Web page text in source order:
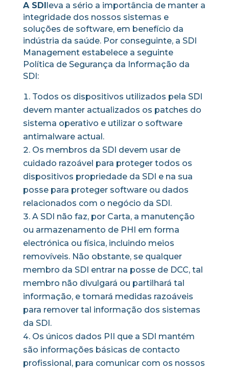
A SDIleva a sério a importância de manter a
integridade dos nossos sistemas e
soluções de software, em benefício da
indústria da saúde. Por conseguinte, a SDI
Management estabelece a seguinte
Política de Segurança da Informação da
SDI:
Todos os dispositivos utilizados pela SDI
devem manter actualizados os patches do
sistema operativo e utilizar o software
antimalware actual.
Os membros da SDI devem usar de
cuidado razoável para proteger todos os
dispositivos propriedade da SDI e na sua
posse para proteger software ou dados
relacionados com o negócio da SDI.
A SDI não faz, por Carta, a manutenção
ou armazenamento de PHI em forma
electrónica ou física, incluindo meios
removíveis. Não obstante, se qualquer
membro da SDI entrar na posse de DCC, tal
membro não divulgará ou partilhará tal
informação, e tomará medidas razoáveis
para remover tal informação dos sistemas
da SDI.
Os únicos dados PII que a SDI mantém
são informações básicas de contacto
profissional, para comunicar com os nossos